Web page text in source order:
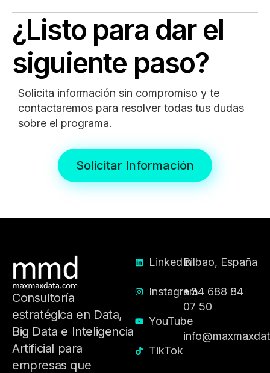
¿Listo para dar el
siguiente paso?
Solicita información sin compromiso y te
contactaremos para resolver todas tus dudas
sobre el programa.
Solicitar Información
Consultoría
estratégica en Data,
Big Data e Inteligencia
Artificial para
empresas que
LinkedIn
Instagram
YouTube
TikTok
Bilbao, España
+34 688 84
07 50